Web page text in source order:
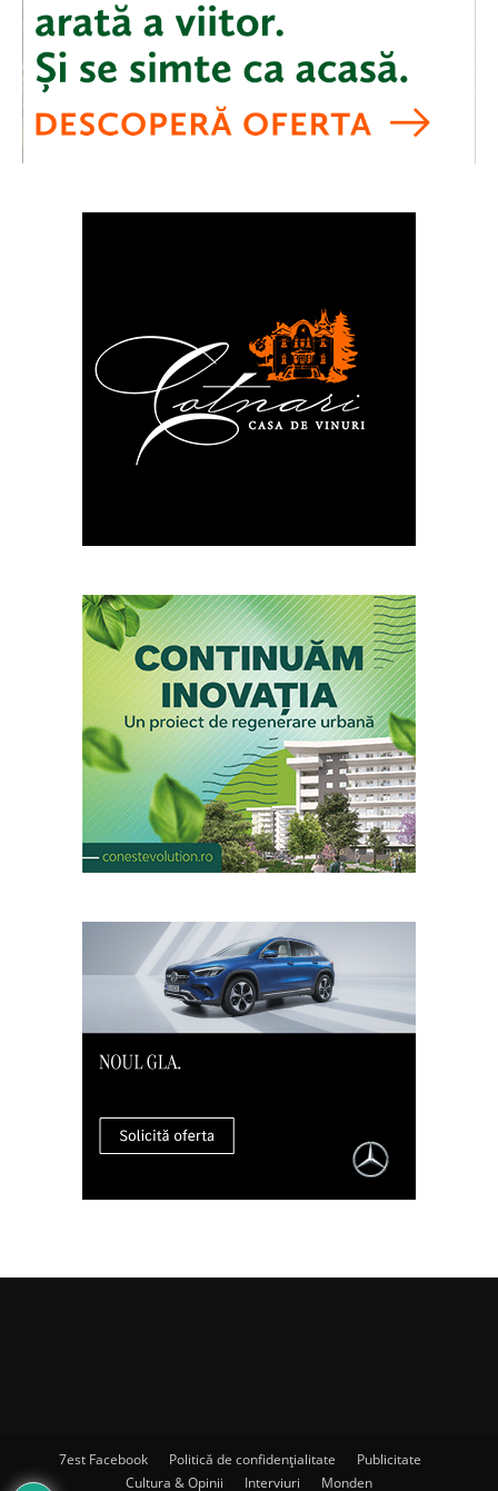
7est Facebook Politică de confidențialitate
Publicitate
Cultura & Opinii
Interviuri Monden